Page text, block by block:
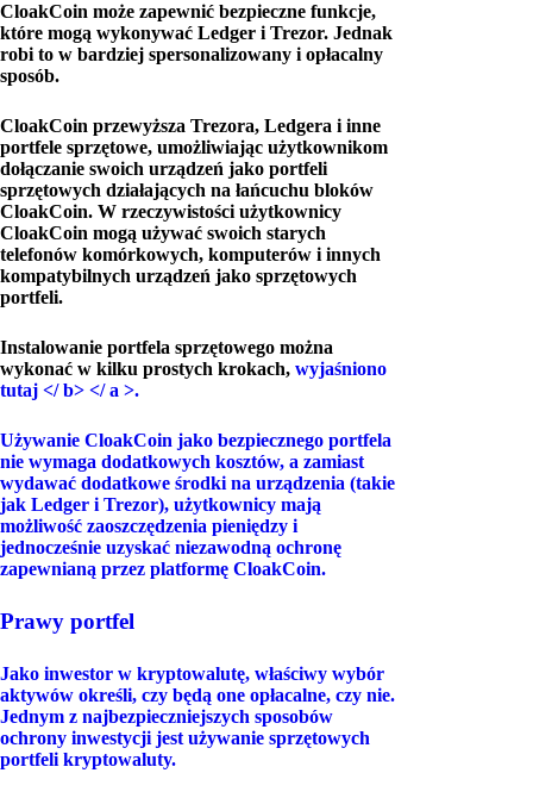
CloakCoin może zapewnić bezpieczne funkcje,
które mogą wykonywać Ledger i Trezor. Jednak
robi to w bardziej spersonalizowany i opłacalny
sposób.
CloakCoin przewyższa Trezora, Ledgera i inne
portfele sprzętowe, umożliwiając użytkownikom
dołączanie swoich urządzeń jako portfeli
sprzętowych działających na łańcuchu bloków
CloakCoin. W rzeczywistości użytkownicy
CloakCoin mogą używać swoich starych
telefonów komórkowych, komputerów i innych
kompatybilnych urządzeń jako sprzętowych
portfeli.
Instalowanie portfela sprzętowego można
wykonać w kilku prostych krokach, wyjaśniono
tutaj </ b> </ a >.
Używanie CloakCoin jako bezpiecznego portfela
nie wymaga dodatkowych kosztów, a zamiast
wydawać dodatkowe środki na urządzenia (takie
jak Ledger i Trezor), użytkownicy mają
możliwość zaoszczędzenia pieniędzy i
jednocześnie uzyskać niezawodną ochronę
zapewnianą przez platformę CloakCoin.
Prawy portfel
Jako inwestor w kryptowalutę, właściwy wybór
aktywów określi, czy będą one opłacalne, czy nie.
Jednym z najbezpieczniejszych sposobów
ochrony inwestycji jest używanie sprzętowych
portfeli kryptowaluty.